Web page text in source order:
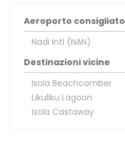
Aeroporto consigliato
Nadi Intl (NAN)
Destinazioni vicine
Isola Beachcomber
Likuliku Lagoon
Isola Castaway